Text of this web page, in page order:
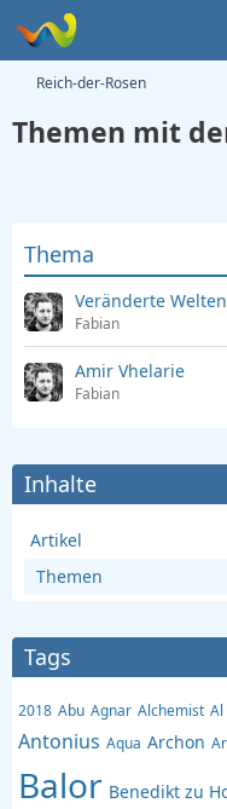
Reich-der-Rosen
Themen mit
Thema
Veränderte
Fabian
Amir Vhelarie
Fabian
Inhalte
Artikel
Themen
Tags
2018 Abu Agnar Alchemist Al
Antonius Aqua Archon
Balor Benedikt zu